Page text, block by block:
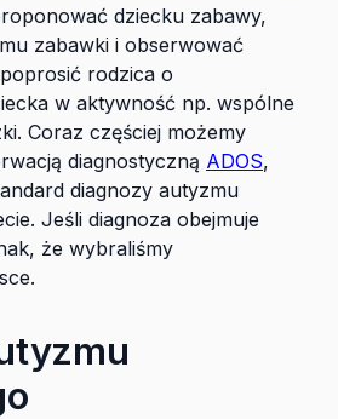
dziecku zabawy,
zabawki i obserwować
rodzica o
w aktywność np. wspólne
Coraz częściej możemy
diagnostyczną ADOS,
diagnozy autyzmu
Jeśli diagnoza obejmuje
że wybraliśmy